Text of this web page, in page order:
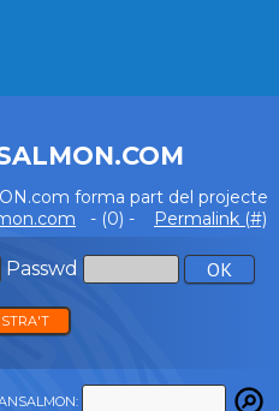
forma part del projecte
- (0) - Permalink (#)
Passwd